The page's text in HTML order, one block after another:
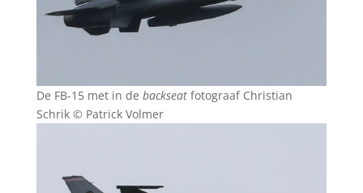
De FB-15 met in de backseat fotograaf Christian
Schrik © Patrick Volmer